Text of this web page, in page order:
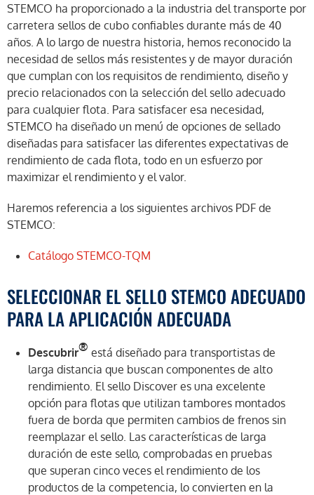
STEMCO ha proporcionado a la industria del transporte por
carretera sellos de cubo confiables durante más de 40
años. A lo largo de nuestra historia, hemos reconocido la
necesidad de sellos más resistentes y de mayor duración
que cumplan con los requisitos de rendimiento, diseño y
precio relacionados con la selección del sello adecuado
para cualquier flota. Para satisfacer esa necesidad,
STEMCO ha diseñado un menú de opciones de sellado
diseñadas para satisfacer las diferentes expectativas de
rendimiento de cada flota, todo en un esfuerzo por
maximizar el rendimiento y el valor.
Haremos referencia a los siguientes archivos PDF de
STEMCO:
Catálogo STEMCO-TQM
SELECCIONAR EL SELLO STEMCO ADECUADO
PARA LA APLICACIÓN ADECUADA
Descubrir® está diseñado para transportistas de
larga distancia que buscan componentes de alto
rendimiento. El sello Discover es una excelente
opción para flotas que utilizan tambores montados
fuera de borda que permiten cambios de frenos sin
reemplazar el sello. Las características de larga
duración de este sello, comprobadas en pruebas
que superan cinco veces el rendimiento de los
productos de la competencia, lo convierten en la